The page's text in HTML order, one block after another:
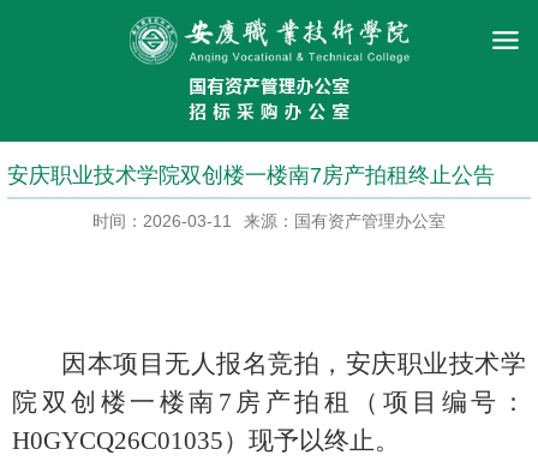
安庆职业技术学院双创楼一楼南7房产拍租终止公告
时间：2026-03-11 来源：国有资产管理办公室
因本项目无人报名竞拍，安庆职业技术学
院双创楼一楼南 7房产拍租（项目编号：
H0GYCQ26C01035）现予以终止。